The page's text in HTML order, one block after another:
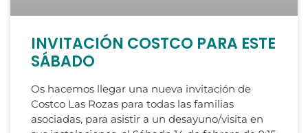
INVITACIÓN COSTCO PARA ESTE
SÁBADO
Os hacemos llegar una nueva invitación de
Costco Las Rozas para todas las familias
asociadas, para asistir a un desayuno/visita en